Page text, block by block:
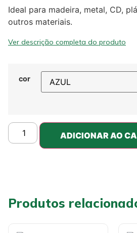
Ideal para madeira, metal, CD,
outros materiais.
Ver descrição completa do produto
cor
ADICIONAR AO
Produtos